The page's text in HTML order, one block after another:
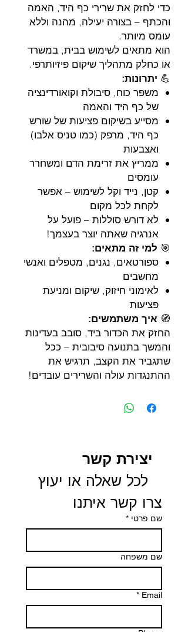
כדי לחזק את שרירי כף היד, האמה
והכתף – בצורה יעילה, מהנה וללא
עומס מיותר.
הוא מתאים לשימוש בבית, במשרד
או כחלק מתהליך שיקום פיזיותרפי.
💪 יתרונות:
משפר כוח, סיבולת וקואורדינציה
של כף היד והאמה
מסייע בשיקום פציעות של שורש
כף היד, מרפק (כמו טניס אלבו)
ואצבעות
ממריץ את זרימת הדם ומשחרר
עומסים
קטן, נייד וקל לשימוש – אפשר
לקחת לכל מקום
לא דורש סוללות – פועל על
אנרגיה שאתה יוצר בעצמך!
🎯 למי זה מתאים:
ספורטאים, נגנים, מטפלים ואנשי
מחשבים
לאימוני חיזוק, שיקום ומניעת
פציעות
🧭 איך משתמשים:
החזק את הכדור ביד, סובב בעדינות
והמשך בתנועה סיבובית – ככל
שתגביר את הקצב, תרגיש את
ההתנגדות עולה והשרירים עובדים!
יצירת קשר
צרו קשר איתנו
שם פרטי *
שם משפחה
Email
*